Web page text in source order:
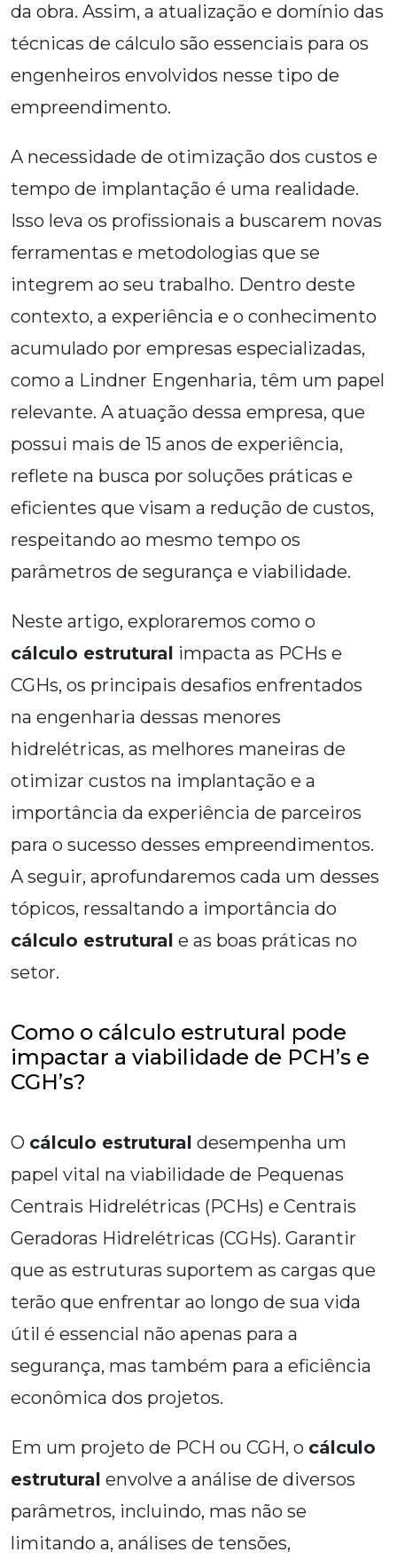
da obra. Assim, a atualização e domínio das
técnicas de cálculo são essenciais para os
engenheiros envolvidos nesse tipo de
empreendimento.
A necessidade de otimização dos custos e
tempo de implantação é uma realidade.
Isso leva os profissionais a buscarem novas
ferramentas e metodologias que se
integrem ao seu trabalho. Dentro deste
contexto, a experiência e o conhecimento
acumulado por empresas especializadas,
como a Lindner Engenharia, têm um papel
relevante. A atuação dessa empresa, que
possui mais de 15 anos de experiência,
reflete na busca por soluções práticas e
eficientes que visam a redução de custos,
respeitando ao mesmo tempo os
parâmetros de segurança e viabilidade.
Neste artigo, exploraremos como o
cálculo estrutural impacta as PCHs e
CGHs, os principais desafios enfrentados
na engenharia dessas menores
hidrelétricas, as melhores maneiras de
otimizar custos na implantação e a
importância da experiência de parceiros
para o sucesso desses empreendimentos.
A seguir, aprofundaremos cada um desses
tópicos, ressaltando a importância do
cálculo estrutural e as boas práticas no
setor.
Como o cálculo estrutural pode
impactar a viabilidade de PCH’s e
CGH’s?
O cálculo estrutural desempenha um
papel vital na viabilidade de Pequenas
Centrais Hidrelétricas (PCHs) e Centrais
Geradoras Hidrelétricas (CGHs). Garantir
que as estruturas suportem as cargas que
terão que enfrentar ao longo de sua vida
útil é essencial não apenas para a
segurança, mas também para a eficiência
econômica dos projetos.
Em um projeto de PCH ou CGH, o cálculo
estrutural envolve a análise de diversos
parâmetros, incluindo, mas não se
limitando a, análises de tensões,